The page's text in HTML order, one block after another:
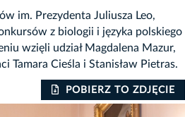
im. Prezydenta Juliusza Leo,
z biologii i języka polskiego
wzięli udział Magdalena Mazur,
Tamara Cieśla i Stanisław Pietras.
POBIERZ TO ZDJĘCIE